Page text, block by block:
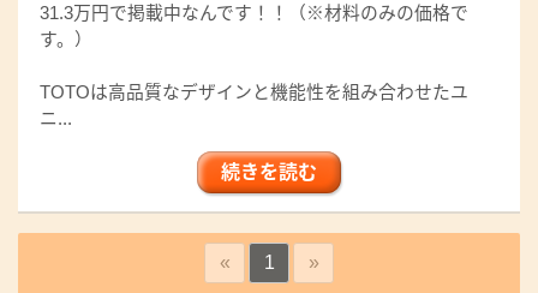
31.3万円で掲載中なんです！！（※材料のみの価格で
す。）
TOTOは高品質なデザインと機能性を組み合わせたユ
ニ...
続きを読む
« 1 »